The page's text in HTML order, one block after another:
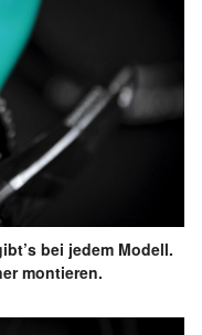
bei jedem Modell.
montieren.